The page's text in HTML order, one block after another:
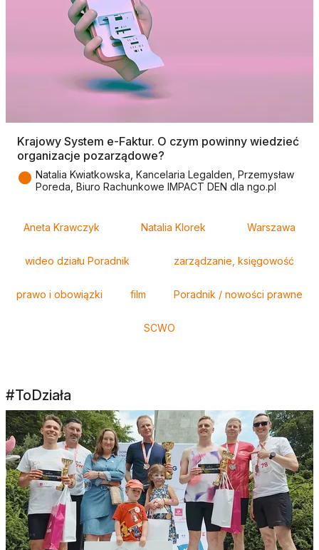
Krajowy System e-Faktur. O czym powinny wiedzieć
organizacje pozarządowe?
● Natalia Kwiatkowska, Kancelaria Legalden, Przemysław
Poreda, Biuro Rachunkowe IMPACT DEN dla ngo.pl
Aneta Krawczyk Natalia Klorek Warszawa
wideo działu Poradnik zarządzanie, księgowość
prawo i obowiązki film Poradnik / nowości prawne
SCWO
#ToDziała